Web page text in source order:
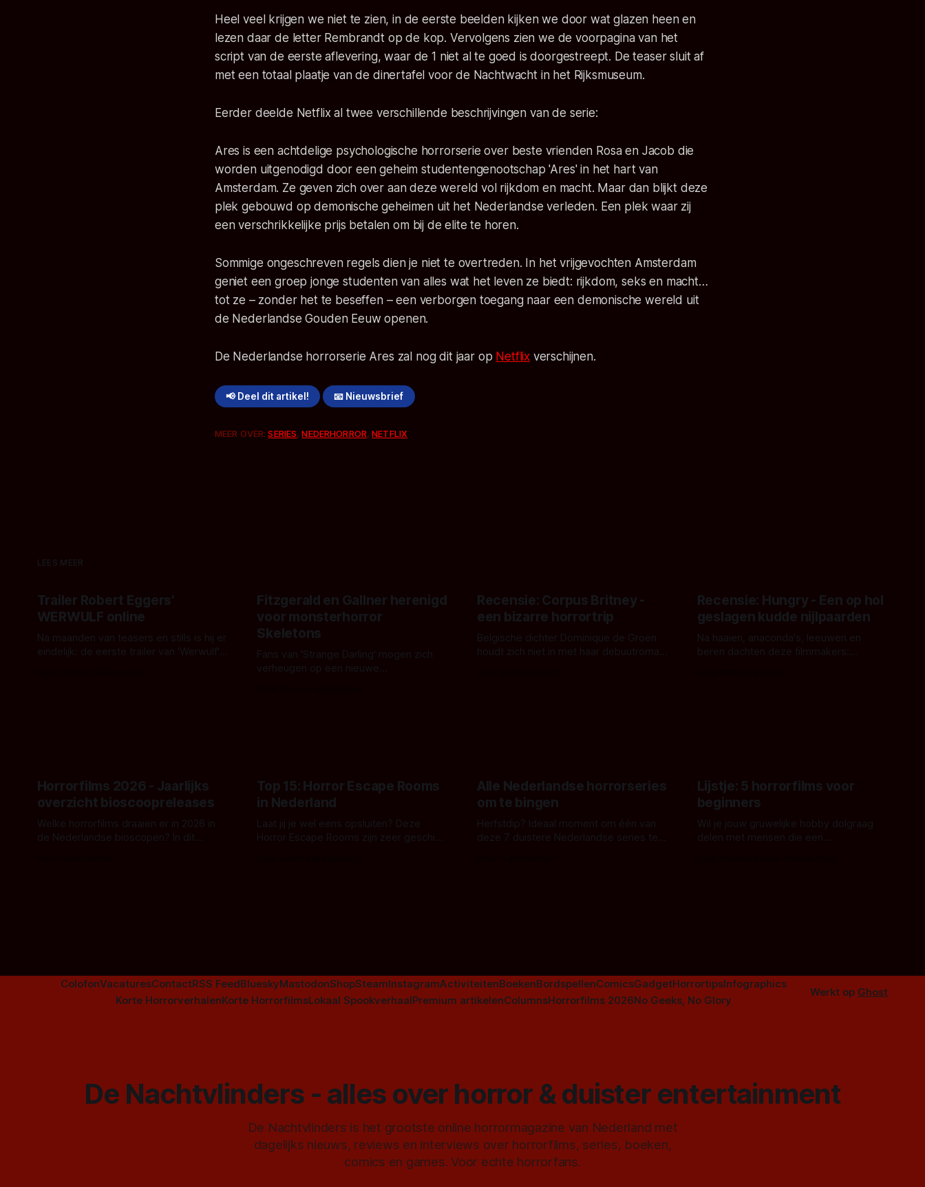
Heel veel krijgen we niet te zien, in de eerste beelden kijken we door wat glazen heen en
lezen daar de letter Rembrandt op de kop. Vervolgens zien we de voorpagina van het
script van de eerste aflevering, waar de 1 niet al te goed is doorgestreept. De teaser sluit af
met een totaal plaatje van de dinertafel voor de Nachtwacht in het Rijksmuseum.
Eerder deelde Netflix al twee verschillende beschrijvingen van de serie:
Ares is een achtdelige psychologische horrorserie over beste vrienden Rosa en Jacob die
worden uitgenodigd door een geheim studentengenootschap 'Ares' in het hart van
Amsterdam. Ze geven zich over aan deze wereld vol rijkdom en macht. Maar dan blijkt deze
plek gebouwd op demonische geheimen uit het Nederlandse verleden. Een plek waar zij
een verschrikkelijke prijs betalen om bij de elite te horen.
Sommige ongeschreven regels dien je niet te overtreden. In het vrijgevochten Amsterdam
geniet een groep jonge studenten van alles wat het leven ze biedt: rijkdom, seks en macht…
tot ze – zonder het te beseffen – een verborgen toegang naar een demonische wereld uit
de Nederlandse Gouden Eeuw openen.
De Nederlandse horrorserie Ares zal nog dit jaar op Netflix verschijnen.
📢 Deel dit artikel! 📧 Nieuwsbrief
MEER OVER:SERIES,NEDERHORROR,NETFLIX
LEES MEER
Trailer Robert Eggers'
WERWULF online
Na maanden van teasers en stills is hij er
eindelijk: de eerste trailer van 'Werwulf'.
Fitzgerald en Gallner herenigd
voor monsterhorror
Skeletons
Fans van 'Strange Darling' mogen zich
verheugen op een nieuwe
Recensie: Corpus Britney -
een bizarre horrortrip
Belgische dichter Dominique de Groen
houdt zich niet in met haar debuutroman.
Recensie: Hungry - Een op hol
geslagen kudde nijlpaarden
Na haaien, anaconda's, leeuwen en
beren dachten deze filmmakers:
Horrorfilms 2026 - Jaarlijks
overzicht bioscoopreleases
Welke horrorfilms draaien er in 2026 in
de Nederlandse bioscopen? In dit
Top 15: Horror Escape Rooms
in Nederland
Laat jij je wel eens opsluiten? Deze
Horror Escape Rooms zijn zeer geschikt
Alle Nederlandse horrorseries
om te bingen
Herfstdip? Ideaal moment om één van
deze 7 duistere Nederlandse series te
Lijstje: 5 horrorfilms voor
beginners
Wil je jouw gruwelijke hobby dolgraag
delen met mensen die een
ColofonVacaturesContactRSS FeedBlueskyMastodonShopSteamInstagramActiviteitenBoekenBordspellenComicsGadgetHorrortipsInfographics
Korte HorrorverhalenKorte HorrorfilmsLokaal SpookverhaalPremium artikelenColumnsHorrorfilms 2026No Geeks, No Glory
Werkt op Ghost
De Nachtvlinders - alles over horror & duister entertainment
De Nachtvlinders is het grootste online horrormagazine van Nederland met
dagelijks nieuws, reviews en interviews over horrorfilms, series, boeken,
comics en games. Voor echte horrorfans.